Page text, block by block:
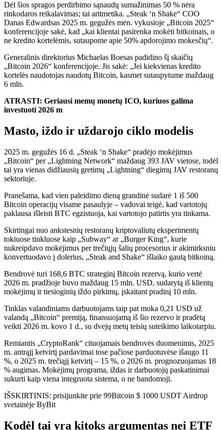
Dėl šios spragos perdirbimo sąnaudų sumažinimas 50 % nėra
rinkodaros reikalavimas; tai aritmetika. „Steak ‘n Shake“ COO
Danas Edwardsas 2025 m. gegužės mėn. vykusioje „Bitcoin 2025“
konferencijoje sakė, kad „kai klientai pasirenka mokėti bitkoinais, o
ne kredito kortelėmis, sutaupome apie 50% apdorojimo mokesčių“.
Generalinis direktorius Michaelas Boesas padidino šį skaičių
„Bitcoin 2026“ konferencijoje. Jis sakė: „Jei kiekvienas kredito
kortelės naudotojas naudotų Bitcoin, kasmet sutaupytume maždaug
6 mln.
ATRASTI: Geriausi memų monetų ICO, kuriuos galima
investuoti 2026 m
Masto, iždo ir uždarojo ciklo modelis
2025 m. gegužės 16 d. „Steak ‘n Shake“ pradėjo mokėjimus
„Bitcoin“ per „Lightning Network“ maždaug 393 JAV vietose, todėl
tai yra vienas didžiausių gretimų „Lightning“ diegimų JAV restoranų
sektoriuje.
Pranešama, kad vien paleidimo dieną grandinė sudarė 1 iš 500
Bitcoin operacijų visame pasaulyje – vadovai teigė, kad vartotojų
paklausa išleisti BTC egzistuoja, kai vartotojo patirtis yra tinkama.
Skirtingai nuo ankstesnių restoranų kriptovaliutų eksperimentų
tokiuose tinkluose kaip „Subway“ ar „Burger King“, kurie
nukreipdavo mokėjimus per trečiųjų šalių procesorius ir akimirksniu
konvertuodavo į dolerius, „Steak and Shake“ išlaiko gautą bitkoiną.
Bendrovė turi 168,6 BTC strateginį Bitcoin rezervą, kurio vertė
2026 m. pradžioje buvo maždaug 15 mln. USD, sudarytą iš klientų
mokėjimų ir tiesioginių iždo pirkimų, įskaitant pradinį 10 mln.
Tinklas valandiniams darbuotojams taip pat moka 0,21 USD už
valandą „Bitcoin“ premiją, finansuojamą iš šio rezervo ir pradėtą ​​
veikti 2026 m. kovo 1 d., su dvejų metų teisių suteikimo laikotarpiu.
Remiantis „CryptoRank“ cituojamais bendrovės duomenimis, 2025
m. antrąjį ketvirtį pardavimai tose pačiose parduotuvėse išaugo 11
%, o 2025 m. trečiąjį ketvirtį – 15 %, o 2026 m. prognozuojamas 18
% augimas. Mokėjimų programa, iždas ir darbuotojų paskatinimai
sukurti kaip viena integruota sistema, o ne bandomoji.
IŠSKIRTINIS: prisijunkite prie 99Bitcoin $ 1000 USDT Airdrop
svetainėje ByBit
Kodėl tai yra kitoks argumentas nei ETF